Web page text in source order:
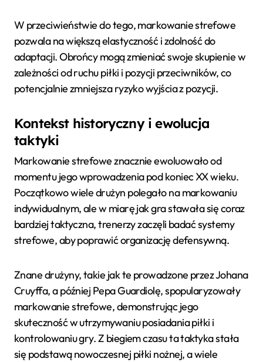
W przeciwieństwie do tego, markowanie strefowe
pozwala na większą elastyczność i zdolność do
adaptacji. Obrońcy mogą zmieniać swoje skupienie w
zależności od ruchu piłki i pozycji przeciwników, co
potencjalnie zmniejsza ryzyko wyjścia z pozycji.
Kontekst historyczny i ewolucja
taktyki
Markowanie strefowe znacznie ewoluowało od
momentu jego wprowadzenia pod koniec XX wieku.
Początkowo wiele drużyn polegało na markowaniu
indywidualnym, ale w miarę jak gra stawała się coraz
bardziej taktyczna, trenerzy zaczęli badać systemy
strefowe, aby poprawić organizację defensywną.
Znane drużyny, takie jak te prowadzone przez Johana
Cruyffa, a później Pepa Guardiolę, spopularyzowały
markowanie strefowe, demonstrując jego
skuteczność w utrzymywaniu posiadania piłki i
kontrolowaniu gry. Z biegiem czasu ta taktyka stała
się podstawą nowoczesnej piłki nożnej, a wiele